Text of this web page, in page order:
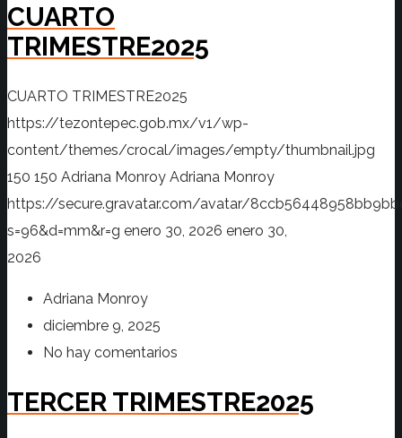
CUARTO
TRIMESTRE2025
CUARTO TRIMESTRE2025
https://tezontepec.gob.mx/v1/wp-
content/themes/crocal/images/empty/thumbnail.jpg
150 150 Adriana Monroy Adriana Monroy
https://secure.gravatar.com/avatar/
s=96&d=mm&r=g enero 30, 2026 enero 30,
2026
Adriana Monroy
diciembre 9, 2025
No hay comentarios
TERCER TRIMESTRE2025